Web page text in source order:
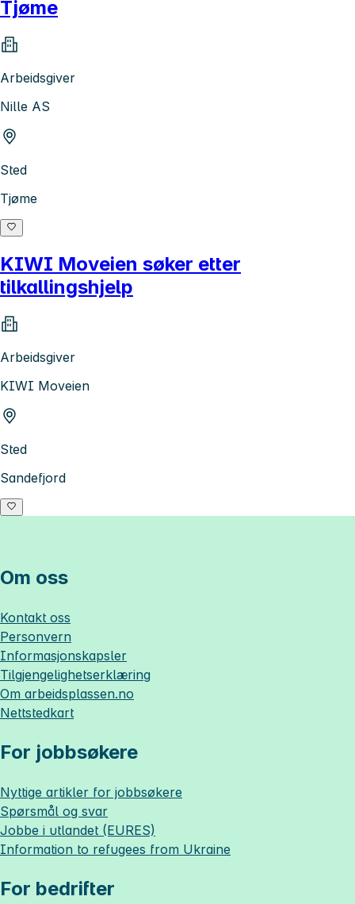
Tjøme
Arbeidsgiver
Nille AS
Sted
Tjøme
KIWI Moveien søker etter
tilkallingshjelp
Arbeidsgiver
KIWI Moveien
Sted
Sandefjord
Om oss
Kontakt oss
Personvern
Informasjonskapsler
Tilgjengelighetserklæring
Om arbeidsplassen.no
Nettstedkart
For jobbsøkere
Nyttige artikler for jobbsøkere
Spørsmål og svar
Jobbe i utlandet (EURES)
Information to refugees from Ukraine
For bedrifter